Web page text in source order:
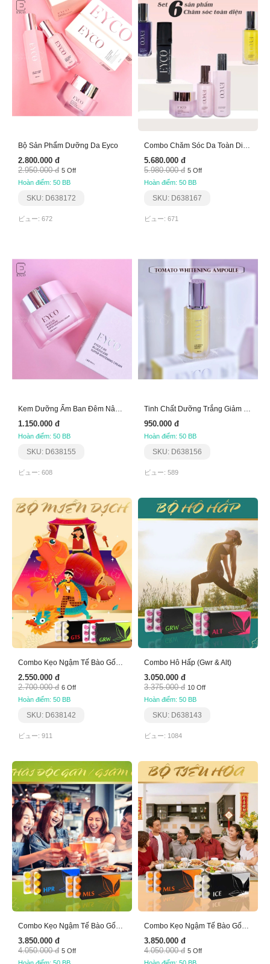
Bộ Sản Phẩm Dưỡng Da Eyco
2.800.000 đ
2.950.000 đ 5 Off
Hoàn điểm: 50 BB
SKU: D638172
ビュー: 672
Combo Chăm Sóc Da Toàn Diện Eyco
5.680.000 đ
5.980.000 đ 5 Off
Hoàn điểm: 50 BB
SKU: D638167
ビュー: 671
Kem Dưỡng Ẩm Ban Đêm Nâng Tông Da Eyco
1.150.000 đ
Hoàn điểm: 50 BB
SKU: D638155
ビュー: 608
Tinh Chất Dưỡng Trắng Giảm Nếp Nhăn Thâm Nhám Eyco
950.000 đ
Hoàn điểm: 50 BB
SKU: D638156
ビュー: 589
Combo Kẹo Ngậm Tế Bào Gốc (Bộ Miễn Dịch)
2.550.000 đ
2.700.000 đ 6 Off
Hoàn điểm: 50 BB
SKU: D638142
ビュー: 911
Combo Hô Hấp (Gwr & Alt)
3.050.000 đ
3.375.000 đ 10 Off
Hoàn điểm: 50 BB
SKU: D638143
ビュー: 1084
3.850.000 đ
4.050.000 đ 5 Off
3.850.000 đ
4.050.000 đ 5 Off